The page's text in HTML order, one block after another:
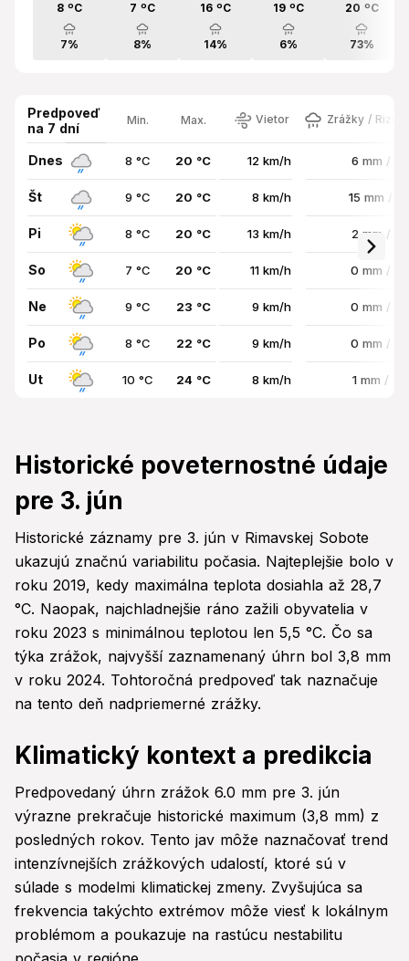
8 ºC
7%
7 ºC
8%
16 ºC
14%
19 ºC
6%
20 ºC
73%
Predpoveď
na 7 dní
Min. Max. Vietor Zrážky /
Dnes 8 °C 20 °C 12 km/h 6 mm /
Št 9 °C 20 °C 8 km/h 15 mm /
Pi 8 °C 20 °C 13 km/h 2 mm /
So 7 °C 20 °C 11 km/h 0 mm /
Ne 9 °C 23 °C 9 km/h 0 mm /
Po 8 °C 22 °C 9 km/h 0 mm /
Ut 10 °C 24 °C 8 km/h 1 mm /
Historické poveternostné údaje
pre 3. jún
Historické záznamy pre 3. jún v Rimavskej Sobote
ukazujú značnú variabilitu počasia. Najteplejšie bolo v
roku 2019, kedy maximálna teplota dosiahla až 28,7
°C. Naopak, najchladnejšie ráno zažili obyvatelia v
roku 2023 s minimálnou teplotou len 5,5 °C. Čo sa
týka zrážok, najvyšší zaznamenaný úhrn bol 3,8 mm
v roku 2024. Tohtoročná predpoveď tak naznačuje
na tento deň nadpriemerné zrážky.
Klimatický kontext a predikcia
Predpovedaný úhrn zrážok 6.0 mm pre 3. jún
výrazne prekračuje historické maximum (3,8 mm) z
posledných rokov. Tento jav môže naznačovať trend
intenzívnejších zrážkových udalostí, ktoré sú v
súlade s modelmi klimatickej zmeny. Zvyšujúca sa
frekvencia takýchto extrémov môže viesť k lokálnym
problémom a poukazuje na rastúcu nestabilitu